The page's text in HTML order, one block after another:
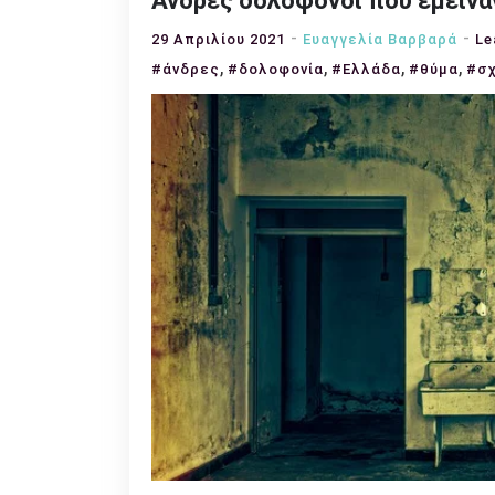
29 Απριλίου 2021 Ευαγγελία Βαρβαρά
#άνδρες , #δολοφονία, #Ελλάδα, #θύμα,